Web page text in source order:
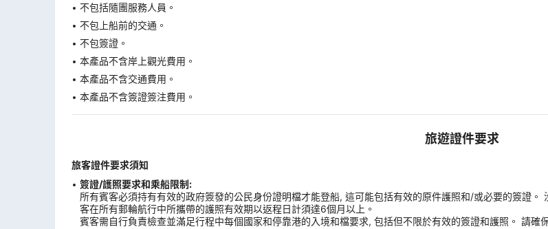
不包括隨團服務人員。
不包上船前的交通。
不包簽證。
本產品不含岸上觀光費用。
本產品不含交通費用。
本產品不含簽證簽注費用。
旅遊證件要求
旅客證件要求須知
簽證/護照要求和乘船限制:
所有賓客必須持有有效的政府簽發的公民身份證明檔才能登船, 這可能包括有效的原件護照和/或必要的簽證
客在所有郵輪航行中所攜帶的護照有效期以返程日計須達6個月以上。
賓客需自行負責檢查並滿足行程中每個國家和停靠港的入境和檔要求, 包括但不限於有效的簽證和護照。 請